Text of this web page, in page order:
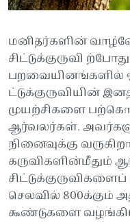
மனிதர்களின்
சிட்டுக்குருவி
பறவையினங்களில்
ட்டுக்குருவியின்
முயற்சிகளை
ஆர்வலர்கள்.
நினைவுக்கு
செலவில் 800க்கும்
கூண்டுகளை